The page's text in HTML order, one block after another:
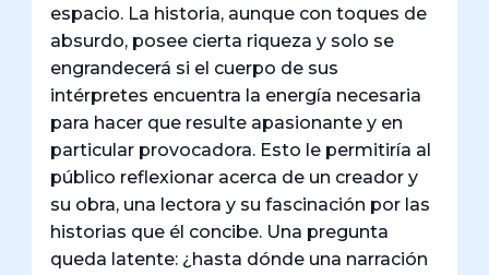
espacio. La historia, aunque con toques de
absurdo, posee cierta riqueza y solo se
engrandecerá si el cuerpo de sus
intérpretes encuentra la energía necesaria
para hacer que resulte apasionante y en
particular provocadora. Esto le permitiría al
público reflexionar acerca de un creador y
su obra, una lectora y su fascinación por las
historias que él concibe. Una pregunta
queda latente: ¿hasta dónde una narración